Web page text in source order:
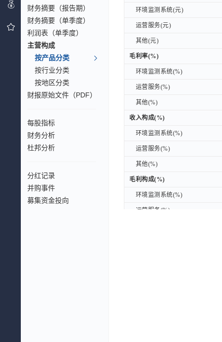
财务摘要（报告期）
财务摘要（单季度）
利润表（单季度）
主营构成
按产品分类
按行业分类
按地区分类
财报原始文件（PDF）
每股指标
财务分析
杜邦分析
分红记录
并购事件
募集资金投向
环境监测系统(元)
运营服务(元)
其他(元)
毛利率(%)
环境监测系统(%)
运营服务(%)
其他(%)
收入构成(%)
环境监测系统(%)
运营服务(%)
其他(%)
毛利构成(%)
环境监测系统(%)
运营服务(%)
环境监测系统(元)
运营服务(元)
其他(元)
毛利率(%)
环境监测系统(%)
运营服务(%)
其他(%)
收入构成(%)
环境监测系统(%)
运营服务(%)
其他(%)
毛利构成(%)
环境监测系统(%)
运营服务(%)